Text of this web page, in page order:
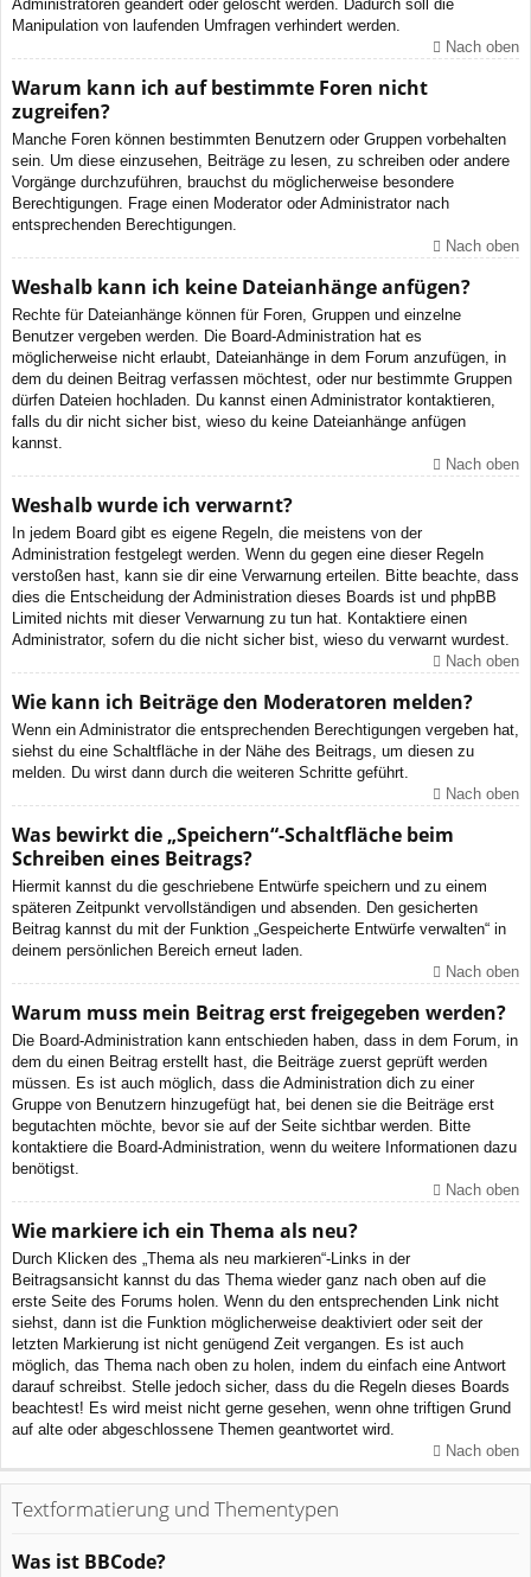
Administratoren geändert oder gelöscht werden. Dadurch soll die
Manipulation von laufenden Umfragen verhindert werden.
Nach oben
Warum kann ich auf bestimmte Foren nicht
zugreifen?
Manche Foren können bestimmten Benutzern oder Gruppen vorbehalten
sein. Um diese einzusehen, Beiträge zu lesen, zu schreiben oder andere
Vorgänge durchzuführen, brauchst du möglicherweise besondere
Berechtigungen. Frage einen Moderator oder Administrator nach
entsprechenden Berechtigungen.
Nach oben
Weshalb kann ich keine Dateianhänge anfügen?
Rechte für Dateianhänge können für Foren, Gruppen und einzelne
Benutzer vergeben werden. Die Board-Administration hat es
möglicherweise nicht erlaubt, Dateianhänge in dem Forum anzufügen, in
dem du deinen Beitrag verfassen möchtest, oder nur bestimmte Gruppen
dürfen Dateien hochladen. Du kannst einen Administrator kontaktieren,
falls du dir nicht sicher bist, wieso du keine Dateianhänge anfügen
kannst.
Nach oben
Weshalb wurde ich verwarnt?
In jedem Board gibt es eigene Regeln, die meistens von der
Administration festgelegt werden. Wenn du gegen eine dieser Regeln
verstoßen hast, kann sie dir eine Verwarnung erteilen. Bitte beachte, dass
dies die Entscheidung der Administration dieses Boards ist und phpBB
Limited nichts mit dieser Verwarnung zu tun hat. Kontaktiere einen
Administrator, sofern du die nicht sicher bist, wieso du verwarnt wurdest.
Nach oben
Wie kann ich Beiträge den Moderatoren melden?
Wenn ein Administrator die entsprechenden Berechtigungen vergeben hat,
siehst du eine Schaltfläche in der Nähe des Beitrags, um diesen zu
melden. Du wirst dann durch die weiteren Schritte geführt.
Nach oben
Was bewirkt die „Speichern“-Schaltfläche beim
Schreiben eines Beitrags?
Hiermit kannst du die geschriebene Entwürfe speichern und zu einem
späteren Zeitpunkt vervollständigen und absenden. Den gesicherten
Beitrag kannst du mit der Funktion „Gespeicherte Entwürfe verwalten“ in
deinem persönlichen Bereich erneut laden.
Nach oben
Warum muss mein Beitrag erst freigegeben werden?
Die Board-Administration kann entschieden haben, dass in dem Forum, in
dem du einen Beitrag erstellt hast, die Beiträge zuerst geprüft werden
müssen. Es ist auch möglich, dass die Administration dich zu einer
Gruppe von Benutzern hinzugefügt hat, bei denen sie die Beiträge erst
begutachten möchte, bevor sie auf der Seite sichtbar werden. Bitte
kontaktiere die Board-Administration, wenn du weitere Informationen dazu
benötigst.
Nach oben
Wie markiere ich ein Thema als neu?
Durch Klicken des „Thema als neu markieren“-Links in der
Beitragsansicht kannst du das Thema wieder ganz nach oben auf die
erste Seite des Forums holen. Wenn du den entsprechenden Link nicht
siehst, dann ist die Funktion möglicherweise deaktiviert oder seit der
letzten Markierung ist nicht genügend Zeit vergangen. Es ist auch
möglich, das Thema nach oben zu holen, indem du einfach eine Antwort
darauf schreibst. Stelle jedoch sicher, dass du die Regeln dieses Boards
beachtest! Es wird meist nicht gerne gesehen, wenn ohne triftigen Grund
auf alte oder abgeschlossene Themen geantwortet wird.
Nach oben
Textformatierung und Thementypen
Was ist BBCode?